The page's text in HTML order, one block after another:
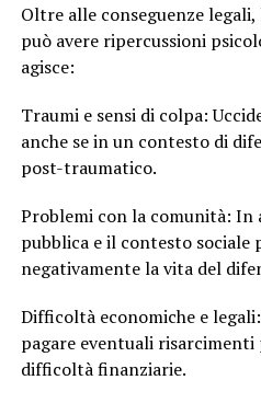
Oltre alle conseguenze legali,
può avere ripercussioni
agisce:
Traumi e sensi di colpa:
anche se in un contesto di
post-traumatico.
Problemi con la comunità: In
pubblica e il contesto sociale
negativamente la vita del
Difficoltà economiche e
pagare eventuali
difficoltà finanziarie.